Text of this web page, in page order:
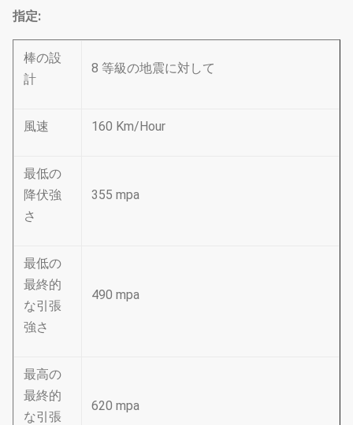
指定:
棒の設
計
8 等級の地震に対して
風速 160 Km/Hour
最低の
降伏強
さ
355 mpa
最低の
最終的
な引張
強さ
490 mpa
最高の
最終的
な引張
620 mpa